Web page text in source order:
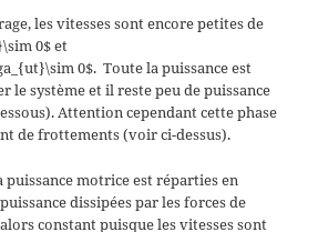
les vitesses sont encore petites de
0$ et
0$. Toute la puissance est
le système et il reste peu de puissance
Attention cependant cette phase
de frottements (voir ci-dessus).
puissance motrice est réparties en
dissipées par les forces de
constant puisque les vitesses sont